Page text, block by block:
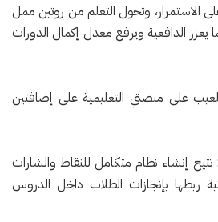
الاستمرار، وتحول التعلم من روتين ممل
يعزز الدافعية ويرفع معدل إكمال الدورات
على منصتي التعليمية على إضافتين
: تتيح إنشاء نظام متكامل للنقاط والشارات
ربطها بإنجازات الطلاب داخل الدروس